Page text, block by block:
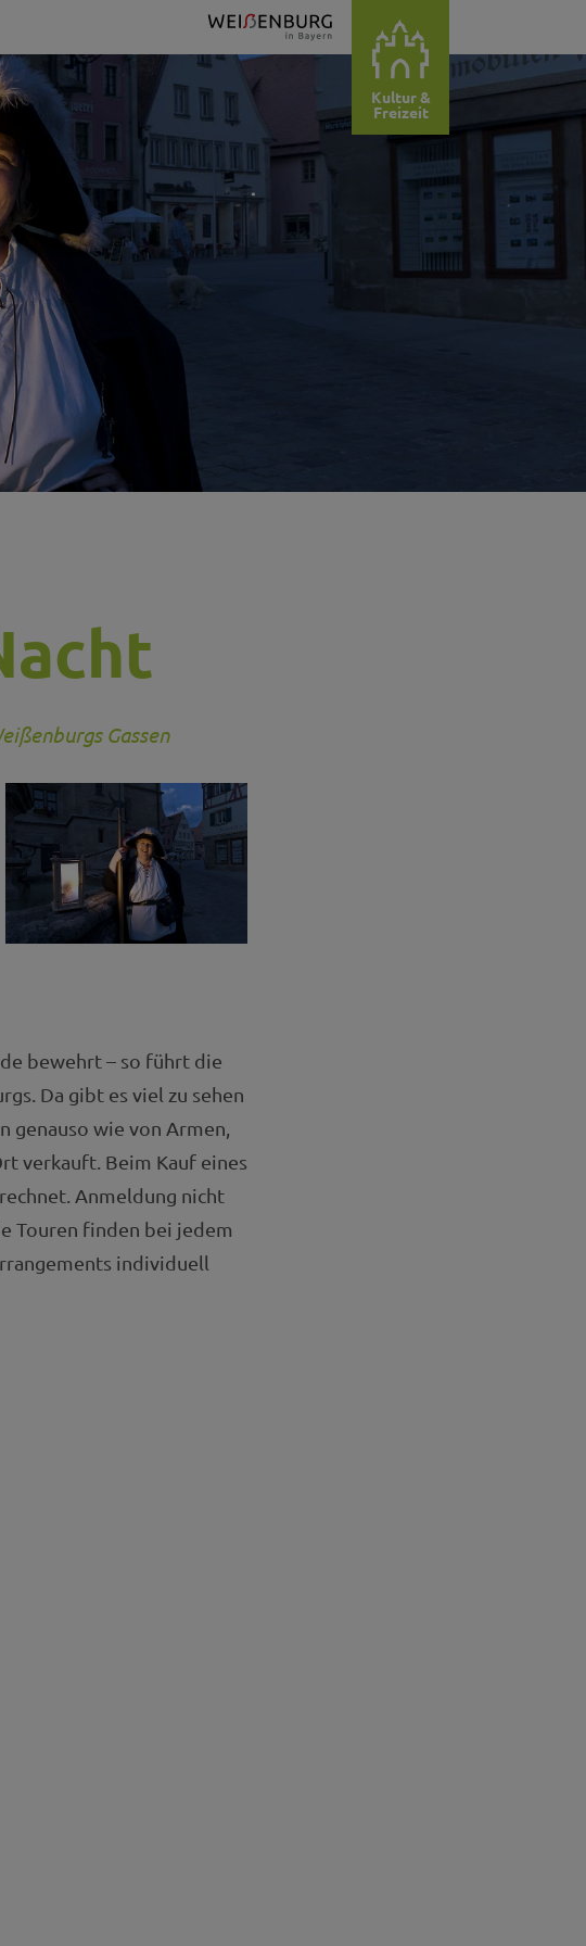
Kultur &
Freizeit
Gassen
bewehrt – so führt die
Da gibt es viel zu sehen
genauso wie von Armen,
verkauft. Beim Kauf eines
Anmeldung nicht
Touren finden bei jedem
individuell